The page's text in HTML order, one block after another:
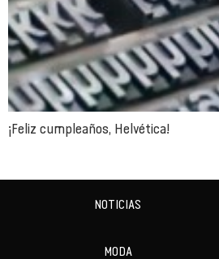
¡Feliz cumpleaños, Helvética!
NOTICIAS
MODA